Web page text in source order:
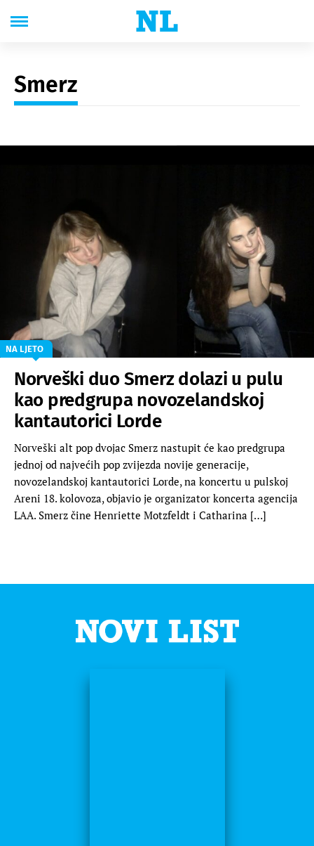
Smerz
NA LJETO
Norveški duo Smerz dolazi u pulu
kao predgrupa novozelandskoj
kantautorici Lorde
Norveški alt pop dvojac Smerz nastupit će kao predgrupa
jednoj od najvećih pop zvijezda novije generacije,
novozelandskoj kantautorici Lorde, na koncertu u pulskoj
Areni 18. kolovoza, objavio je organizator koncerta agencija
LAA. Smerz čine Henriette Motzfeldt i Catharina […]